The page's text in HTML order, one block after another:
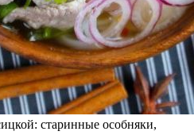
старинные особняки,